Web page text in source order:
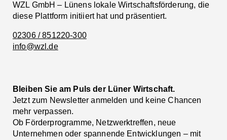
WZL GmbH – Lünens lokale Wirtschaftsförderung, die
diese Plattform initiiert hat und präsentiert.
02306 / 851220-300
info@wzl.de
Bleiben Sie am Puls der Lüner Wirtschaft.
Jetzt zum Newsletter anmelden und keine Chancen
mehr verpassen.
Ob Förderprogramme, Netzwerktreffen, neue
Unternehmen oder spannende Entwicklungen – mit